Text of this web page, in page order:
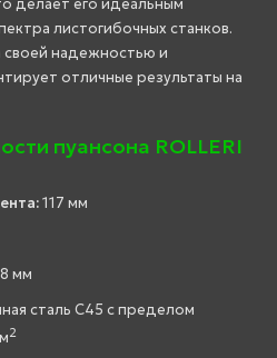
делает его идеальным
листогибочных станков.
своей надежностью и
отличные результаты на
пуансона ROLLERI
117 мм
мм
сталь C45 с пределом
2